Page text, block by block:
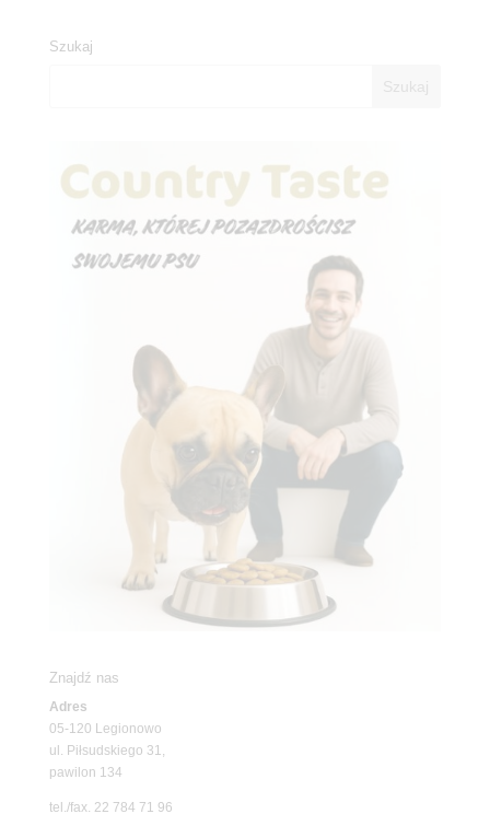
Szukaj
Znajdź nas
Adres
05-120 Legionowo
ul. Piłsudskiego 31,
pawilon 134
tel./fax. 22 784 71 96